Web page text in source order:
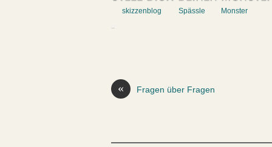
skizzenblog Spässle Monster
« Fragen über Fragen